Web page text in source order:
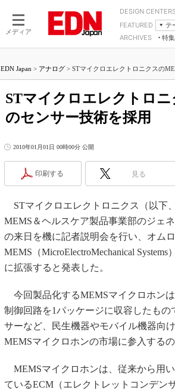
メディア
DESIGN
モーターLSI
FEATURED
テ
つながるクルマ
エレクトロニクス入門
医療エレ（EE Times Japan）
製品解剖（EE Times Japan）
ARCHIVES 特
マイクロプロセッサ懐古録
用講座
たった2つの式で始めるDC/DCコ
バーターの設計
DC-DCコンバーター活用講座
Wired, Weird
マイコン講座
高速シリアル伝送技術講座
記録計／データロガーの基礎知識
アナログ設計のきほん／ADCと
ズ編
座
Bluetooth mesh入門
「SPICEの仕組みとその活用設
最新記事一覧
USB Type-Cの登場で評価試験
う変わる？
電
EDN Japan > アナログ > STマイクロエレクトロニクスの
STマイクロエレクトロ
のセンサー技術を採用
2010年01月01日 00時00分 公開
印刷する 見る
STマイクロエレクトロニクス（以下
MEMS＆ヘルスケア製品事業部のジェ
の来日を機に記者説明会を行い、オム
MEMS（MicroElectroMechanical
に拡張すると発表した。
今回製品化するMEMSマイクロホン
制御回路を1パッケージに収容したも
サーなど、民生機器やモバイル機器向
MEMSマイクロホンの市場に参入する
MEMSマイクロホンは、従来から用
ているECM（エレクトレットコンデン